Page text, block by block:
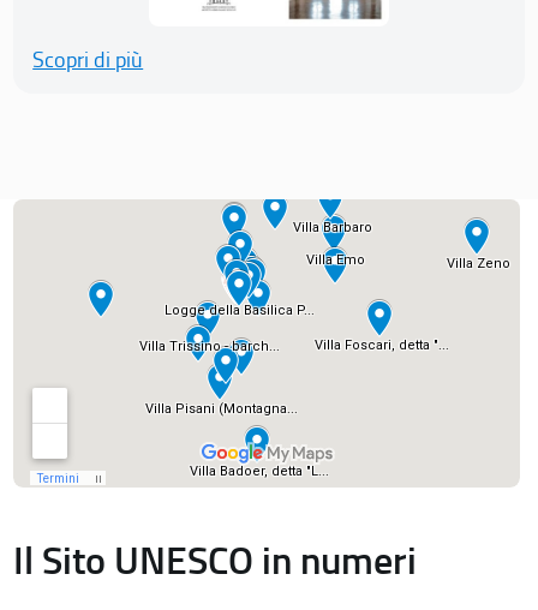
Scopri di più
Il Sito UNESCO in numeri